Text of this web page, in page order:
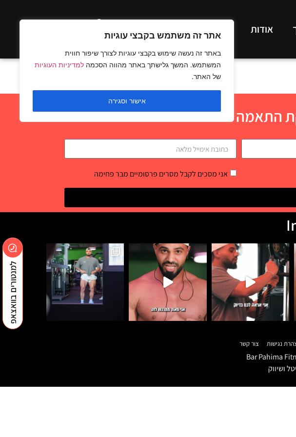
אתר זה משתמש בקבצי עוגיות
באתר זה נעשה שימוש בקבצי עוגיות לצורך שיפור חווית
המשתמש. המשך גלישתך באתר מהווה הסכמה למדיניות העוגיות
של האתר.
אישור וסגירה
אודות
התאמה
אני מסכים לקבל מסרים פרסומיים מבר פחימה
נגישות צור קשר
Bar Pahima
למנטורים בוואצאפ